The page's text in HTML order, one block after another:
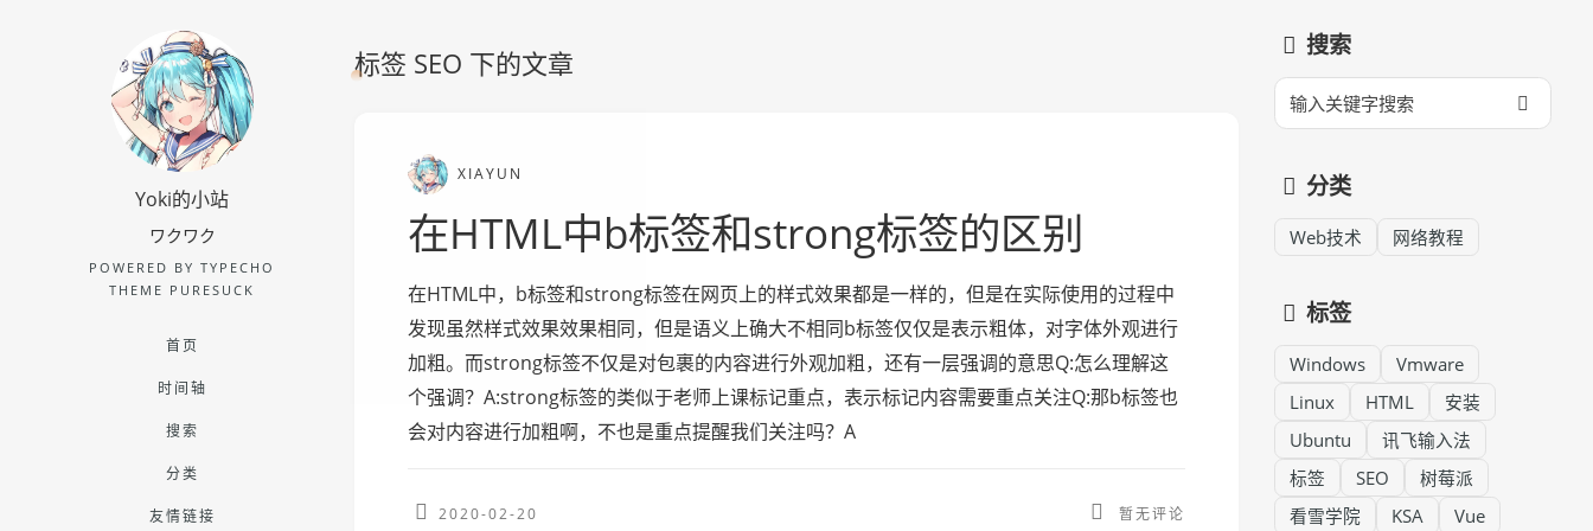
Yoki的小站
ワクワク
POWERED BY TYPECHO
THEME PURESUCK
首页
时间轴
搜索
分类
友情链接
标签 SEO 下的文章
XIAYUN
在HTML中b标签和strong标签的区别
在HTML中，b标签和strong标签在网页上的样式效果都是一样的，但是在实际使用的过程中
发现虽然样式效果效果相同，但是语义上确大不相同b标签仅仅是表示粗体，对字体外观进行
加粗。而strong标签不仅是对包裹的内容进行外观加粗，还有一层强调的意思Q:怎么理解这
个强调？A:strong标签的类似于老师上课标记重点，表示标记内容需要重点关注Q:那b标签也
会对内容进行加粗啊，不也是重点提醒我们关注吗？A
2020-02-20 暂无评论
搜索
分类
Web技术 网络教程
标签
Windows
Vmware
Linux
HTML
安装
Ubuntu
讯飞输入法
标签
SEO
树莓派
看雪学院
KSA
Vue